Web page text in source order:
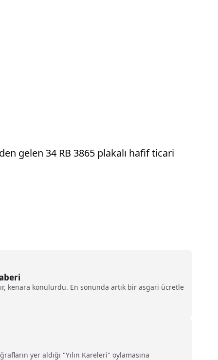
gelen 34 RB 3865 plakalı hafif ticari
kenara konulurdu. En sonunda artık bir asgari ücretle
yer aldığı "Yılın Kareleri" oylamasına